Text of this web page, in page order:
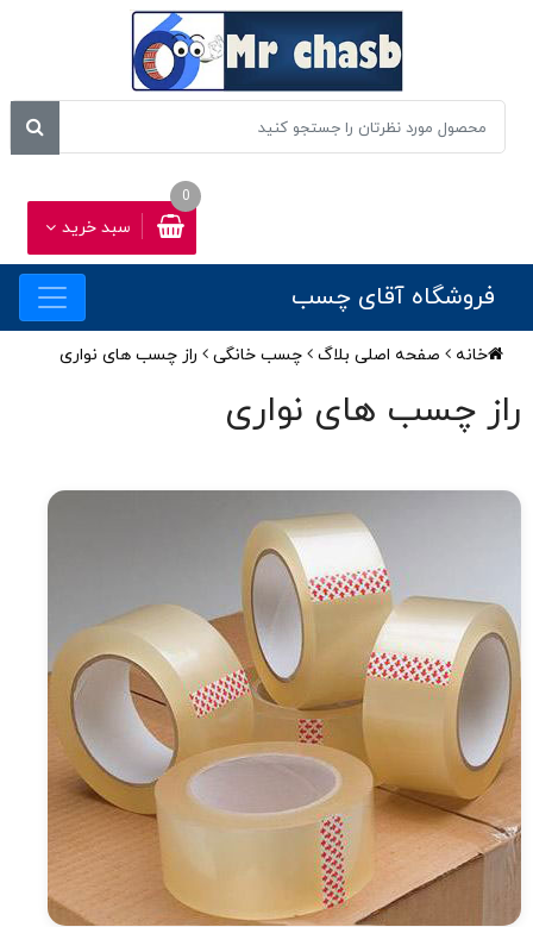
سبد خرید
0
فروشگاه آقای چسب
خانه صفحه اصلی بلاگ چسب خانگی راز چسب های نواری
راز چسب های نواری